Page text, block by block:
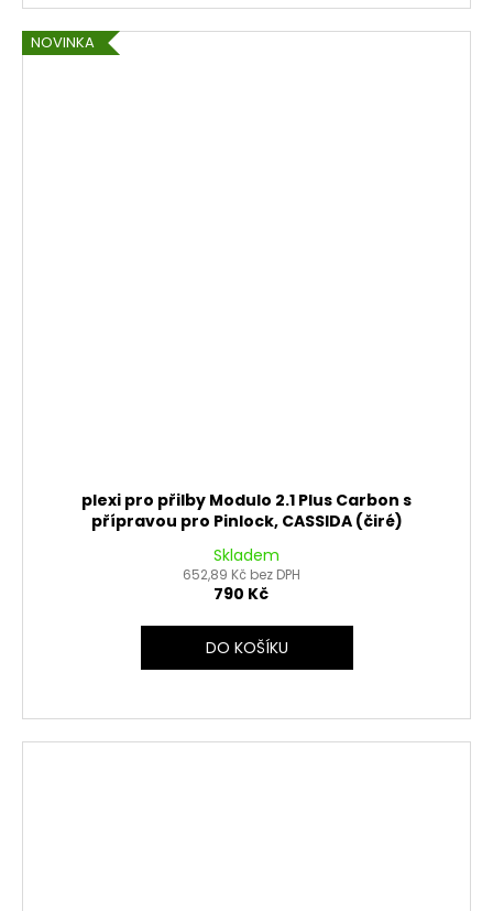
NOVINKA
plexi pro přilby Modulo 2.1 Plus Carbon s
přípravou pro Pinlock, CASSIDA (čiré)
Skladem
652,89 Kč bez DPH
790 Kč
DO KOŠÍKU